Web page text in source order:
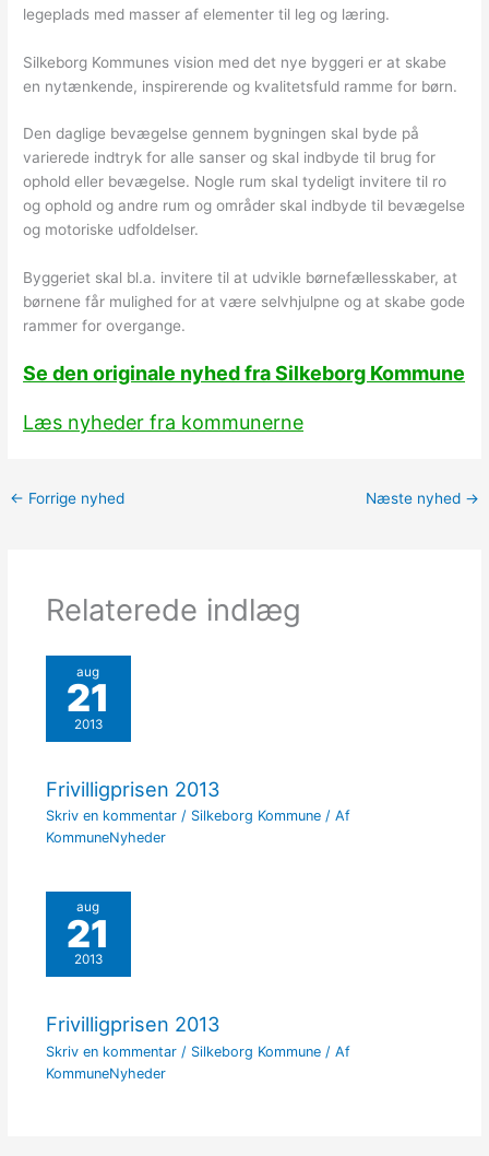
legeplads med masser af elementer til leg og læring.
Silkeborg Kommunes vision med det nye byggeri er at skabe
en nytænkende, inspirerende og kvalitetsfuld ramme for børn.
Den daglige bevægelse gennem bygningen skal byde på
varierede indtryk for alle sanser og skal indbyde til brug for
ophold eller bevægelse. Nogle rum skal tydeligt invitere til ro
og ophold og andre rum og områder skal indbyde til bevægelse
og motoriske udfoldelser.
Byggeriet skal bl.a. invitere til at udvikle børnefællesskaber, at
børnene får mulighed for at være selvhjulpne og at skabe gode
rammer for overgange.
Se den originale nyhed fra Silkeborg Kommune
Læs nyheder fra kommunerne
← Forrige nyhed Næste nyhed →
Relaterede indlæg
aug
21
2013
Frivilligprisen 2013
Skriv en kommentar / Silkeborg Kommune/ Af
KommuneNyheder
aug
21
2013
Frivilligprisen 2013
Skriv en kommentar / Silkeborg Kommune/ Af
KommuneNyheder